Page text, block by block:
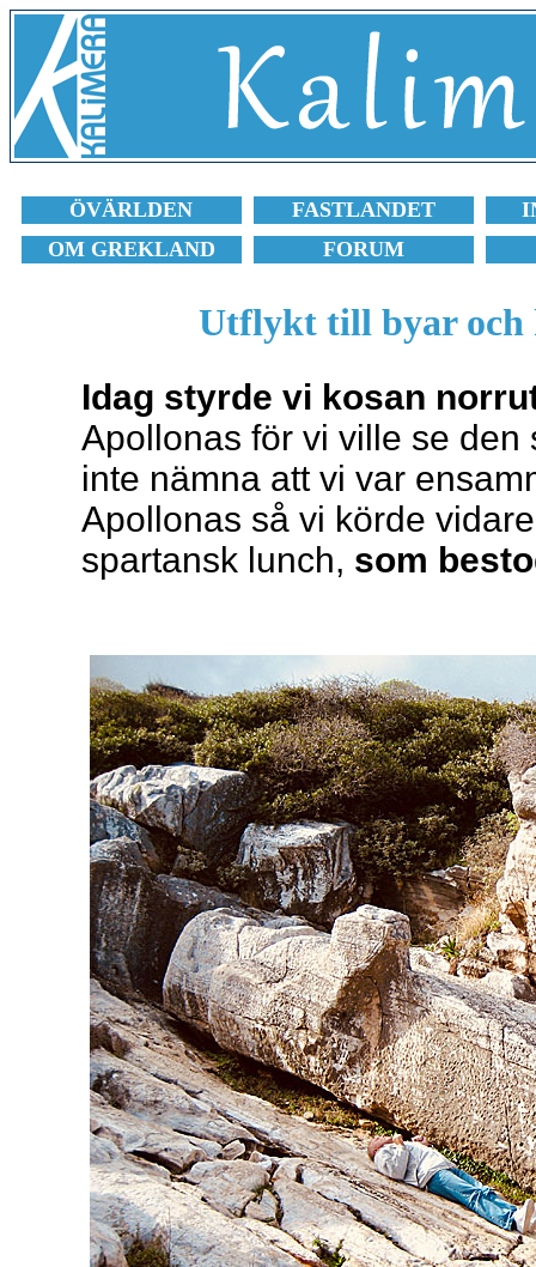
ÖVÄRLDEN FASTLANDET
OM GREKLAND
FORUM
Utflykt till byar och
Idag styrde vi kosan
Apollonas för vi ville se
inte nämna att vi var
Apollonas så vi körde
spartansk lunch, som